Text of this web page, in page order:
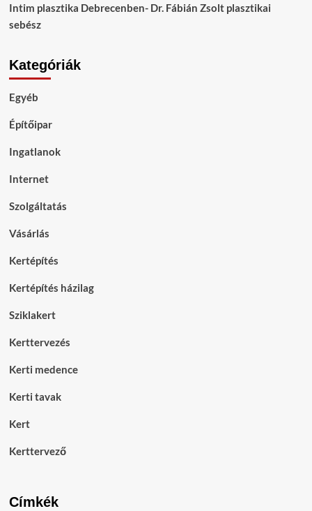
Intim plasztika Debrecenben- Dr. Fábián Zsolt plasztikai
sebész
Kategóriák
Egyéb
Építőipar
Ingatlanok
Internet
Szolgáltatás
Vásárlás
Kertépítés
Kertépítés házilag
Sziklakert
Kerttervezés
Kerti medence
Kerti tavak
Kert
Kerttervező
Címkék